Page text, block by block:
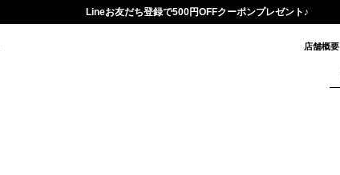
Lineお友だち登録で500円OFFクーポンプレゼント♪
店舗概要